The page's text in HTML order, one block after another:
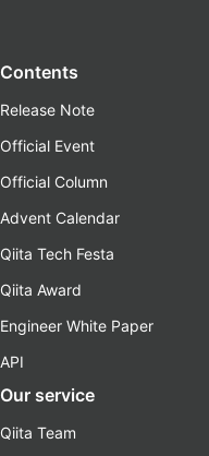
Contents
Release Note
Official Event
Official Column
Advent Calendar
Qiita Tech Festa
Qiita Award
Engineer White Paper
API
Our service
Qiita Team